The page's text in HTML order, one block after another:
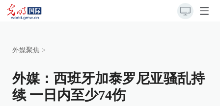
外媒聚焦 >
外媒：西班牙加泰罗尼亚骚乱持
续 一日内至少74伤